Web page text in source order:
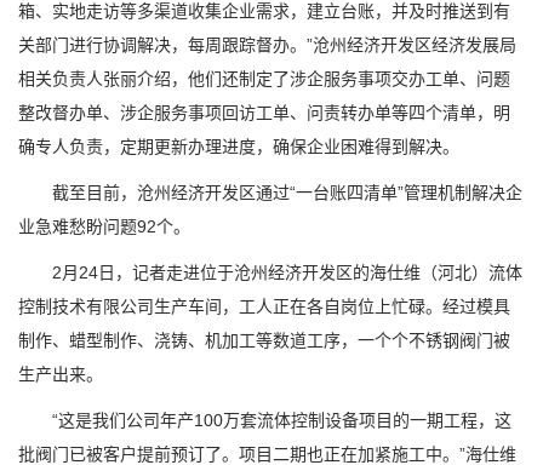
箱、实地走访等多渠道收集企业需求，建立台账，并及时推送到有
关部门进行协调解决，每周跟踪督办。”沧州经济开发区经济发展局
相关负责人张丽介绍，他们还制定了涉企服务事项交办工单、问题
整改督办单、涉企服务事项回访工单、问责转办单等四个清单，明
确专人负责，定期更新办理进度，确保企业困难得到解决。
截至目前，沧州经济开发区通过“一台账四清单”管理机制解决企
业急难愁盼问题92个。
2月24日，记者走进位于沧州经济开发区的海仕维（河北）流体
控制技术有限公司生产车间，工人正在各自岗位上忙碌。经过模具
制作、蜡型制作、浇铸、机加工等数道工序，一个个不锈钢阀门被
生产出来。
“这是我们公司年产100万套流体控制设备项目的一期工程，这
批阀门已被客户提前预订了。项目二期也正在加紧施工中。”海仕维